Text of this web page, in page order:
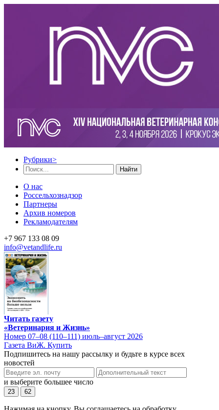
Рубрики>
Найти
О нас
Россельхознадзор
Партнеры
Архив номеров
Рекламодателям
+7 967 133 08 09
info@vetandlife.ru
Читать газету
«Ветеринария и Жизнь»
Номер 07–08 (110–111) июль–август 2026
Газета ВиЖ. Купить
Подпишитесь на нашу рассылку и будьте в курсе всех
новостей
и выберите большее число
23 62